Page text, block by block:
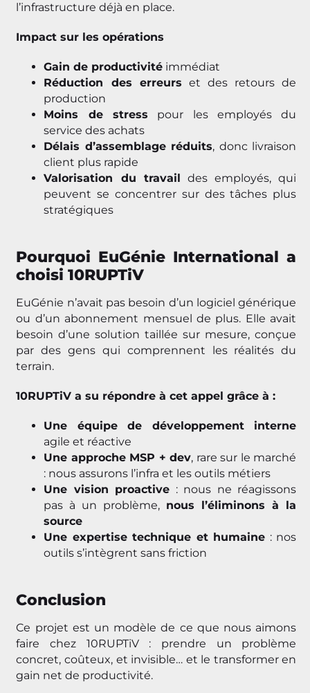
l’infrastructure déjà en place.
Impact sur les opérations
Gain de productivité immédiat
Réduction des erreurs et des retours de
production
Moins de stress pour les employés du
service des achats
Délais d’assemblage réduits, donc livraison
client plus rapide
Valorisation du travail des employés, qui
peuvent se concentrer sur des tâches plus
stratégiques
Pourquoi EuGénie International a
choisi 10RUPTiV
EuGénie n’avait pas besoin d’un logiciel générique
ou d’un abonnement mensuel de plus. Elle avait
besoin d’une solution taillée sur mesure, conçue
par des gens qui comprennent les réalités du
terrain.
10RUPTiV a su répondre à cet appel grâce à :
Une équipe de développement interne
agile et réactive
Une approche MSP + dev, rare sur le marché
: nous assurons l’infra et les outils métiers
Une vision proactive : nous ne réagissons
pas à un problème, nous l’éliminons à la
source
Une expertise technique et humaine : nos
outils s’intègrent sans friction
Conclusion
Ce projet est un modèle de ce que nous aimons
faire chez 10RUPTiV : prendre un problème
concret, coûteux, et invisible… et le transformer en
gain net de productivité.